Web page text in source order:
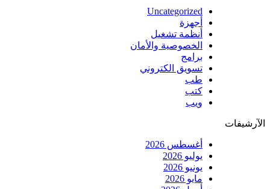
Uncategorized
أجهزة
أنظمة تشغيل
الخصوصية والأمان
برامج
تسويق الكتروني
طب
كتب
ويب
الآرشيفات
أغسطس 2026
يوليو 2026
يونيو 2026
مايو 2026